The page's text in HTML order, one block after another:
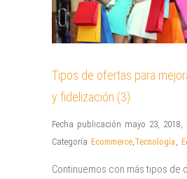
Tipos de ofertas para
y fidelización (3)
Fecha publicación mayo 23, 2018,
Categoría Ecommerce,Tecnología ,
Continuemos con más tipos de